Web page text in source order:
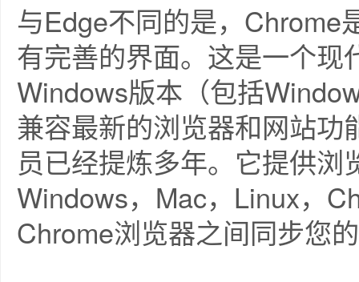
与Edge不同的是，Chrome
有完善的界面。这是一个
Windows版本（包括
兼容最新的浏览器和网站
员已经提炼多年。它提供
Windows，Mac，Linux，
Chrome浏览器之间同步您